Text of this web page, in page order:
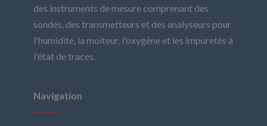
des instruments de mesure comprenant des
sondes, des transmetteurs et des analyseurs pour
l'humidité, la moiteur, l'oxygène et les impuretés à
l'état de traces.
Navigation